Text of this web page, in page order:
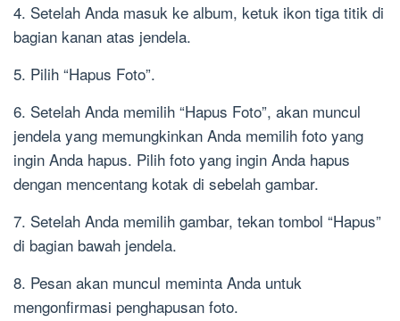
4. Setelah Anda masuk ke album, ketuk ikon tiga titik di
bagian kanan atas jendela.
5. Pilih “Hapus Foto”.
6. Setelah Anda memilih “Hapus Foto”, akan muncul
jendela yang memungkinkan Anda memilih foto yang
ingin Anda hapus. Pilih foto yang ingin Anda hapus
dengan mencentang kotak di sebelah gambar.
7. Setelah Anda memilih gambar, tekan tombol “Hapus”
di bagian bawah jendela.
8. Pesan akan muncul meminta Anda untuk
mengonfirmasi penghapusan foto.